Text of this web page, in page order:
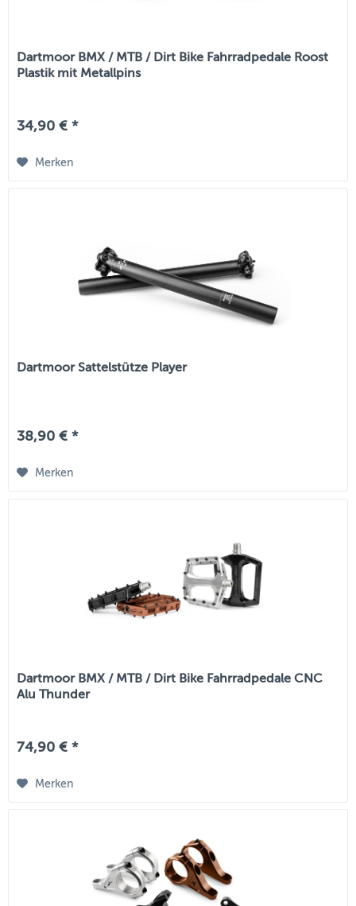
Dartmoor BMX / MTB / Dirt Bike Fahrradpedale Roost
Plastik mit Metallpins
34,90 € *
Merken
Dartmoor Sattelstütze Player
38,90 € *
Merken
Dartmoor BMX / MTB / Dirt Bike Fahrradpedale CNC
Alu Thunder
74,90 € *
Merken